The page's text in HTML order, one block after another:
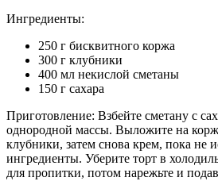
Ингредиенты:
250 г бисквитного коржа
300 г клубники
400 мл некислой сметаны
150 г сахара
Приготовление: Взбейте сметану с
однородной массы. Выложите на корж
клубники, затем снова крем, пока не
ингредиенты. Уберите торт в
для пропитки, потом нарежьте и